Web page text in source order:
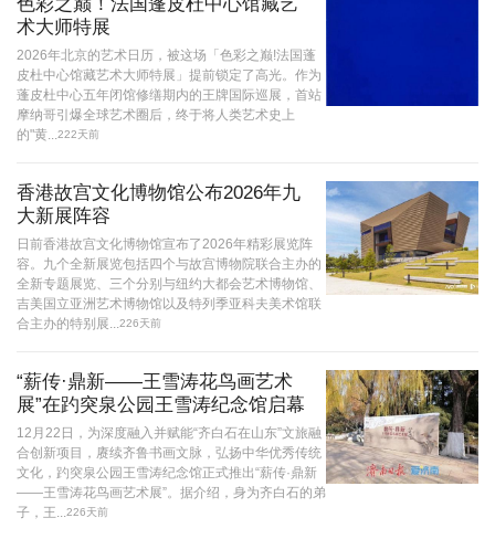
术大师特展
2026年北京的艺术日历，被这场「色彩之巅!法国蓬
皮杜中心馆藏艺术大师特展」提前锁定了高光。作为
蓬皮杜中心五年闭馆修缮期内的王牌国际巡展，首站
摩纳哥引爆全球艺术圈后，终于将人类艺术史上
的"黄...
222天前
香港故宫文化博物馆公布2026年九
大新展阵容
日前香港故宫文化博物馆宣布了2026年精彩展览阵
容。九个全新展览包括四个与故宫博物院联合主办的
全新专题展览、三个分别与纽约大都会艺术博物馆、
吉美国立亚洲艺术博物馆以及特列季亚科夫美术馆联
合主办的特别展...
226天前
“薪传·鼎新——王雪涛花鸟画艺术
展”在趵突泉公园王雪涛纪念馆启幕
12月22日，为深度融入并赋能“齐白石在山东”文旅融
合创新项目，赓续齐鲁书画文脉，弘扬中华优秀传统
文化，趵突泉公园王雪涛纪念馆正式推出“薪传·鼎新
——王雪涛花鸟画艺术展”。据介绍，身为齐白石的弟
子，王...
226天前